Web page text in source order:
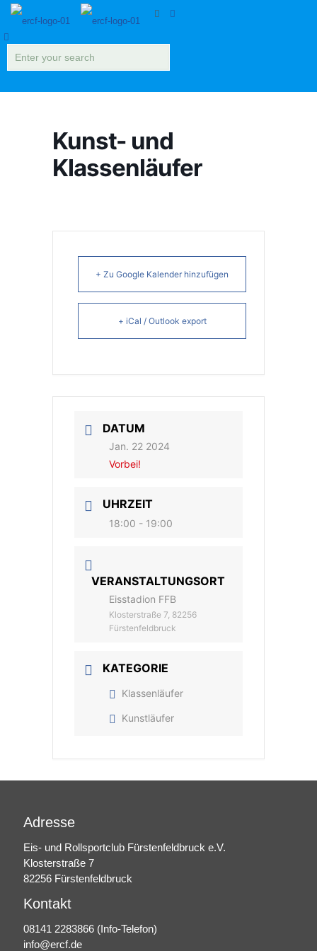
Kunst- und
Klassenläufer
+ Zu Google Kalender hinzufügen
+ iCal / Outlook export
DATUM
Jan. 22 2024
Vorbei!
UHRZEIT
18:00 - 19:00
VERANSTALTUNGSORT
Eisstadion FFB
Klosterstraße 7, 82256
Fürstenfeldbruck
KATEGORIE
Klassenläufer
Kunstläufer
Adresse
Eis- und Rollsportclub Fürstenfeldbruck e.V.
Klosterstraße 7
82256 Fürstenfeldbruck
Kontakt
08141 2283866 (Info-Telefon)
info@ercf.de